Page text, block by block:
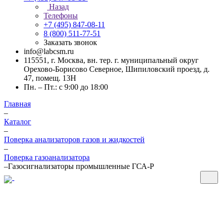
Назад
Телефоны
+7 (495) 847-08-11
8 (800) 511-77-51
Заказать звонок
info@labcsm.ru
115551, г. Москва, вн. тер. г. муниципальный округ
Орехово-Борисово Северное, Шипиловский проезд, д.
47, помещ. 13Н
Пн. – Пт.: с 9:00 до 18:00
Главная
–
Каталог
–
Поверка анализаторов газов и жидкостей
–
Поверка газоанализатора
–Газосигнализаторы промышленные ГСА-Р